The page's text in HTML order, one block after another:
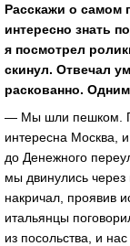
Расскажи о самом
интересно знать
я посмотрел
скинул. Отвечал
раскованно.
— Мы шли пешком.
интересна Москва,
до Денежного
мы двинулись
накричал, проявив
итальянцы
из посольства, и